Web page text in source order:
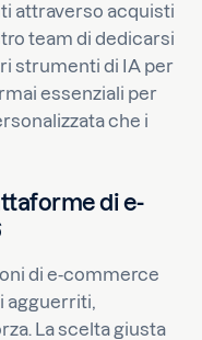
attraverso acquisti
team di dedicarsi
strumenti di IA per
essenziali per
che i
di e-
di e-commerce
agguerriti,
La scelta giusta